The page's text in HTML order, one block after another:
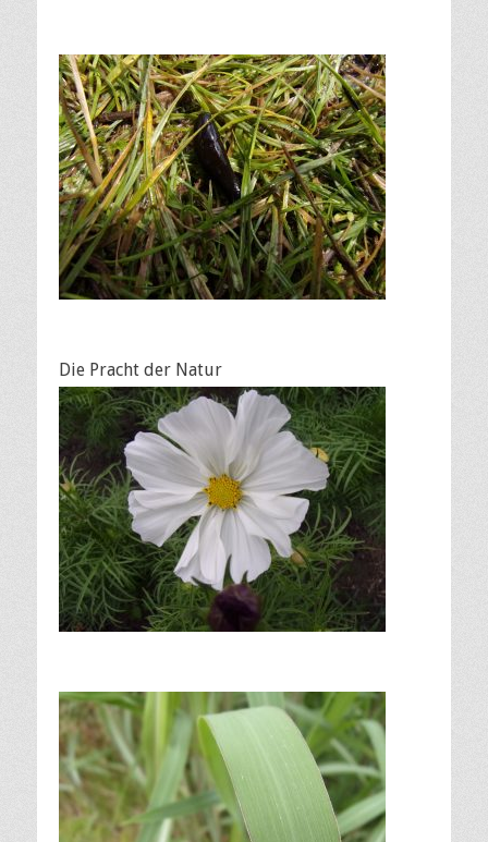
Die Pracht der Natur